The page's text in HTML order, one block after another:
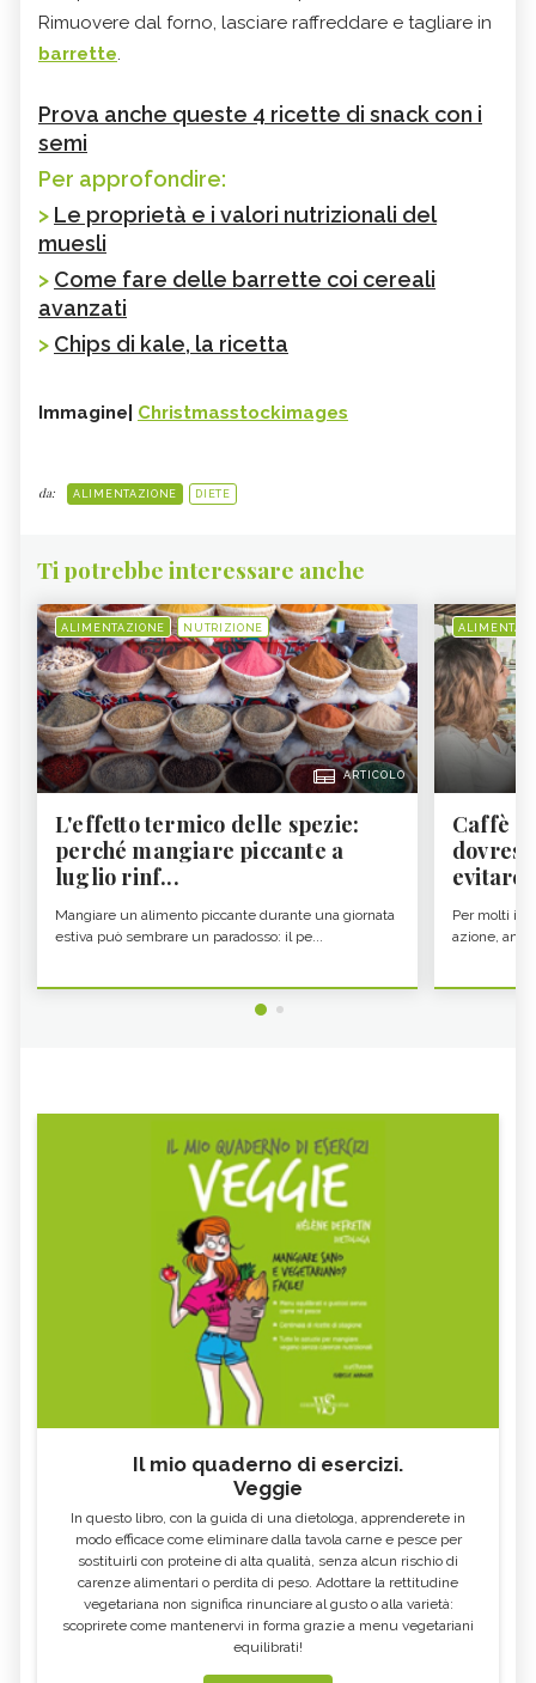
Rimuovere dal forno, lasciare raffreddare e tagliare in
barrette.
Prova anche queste 4 ricette di snack con i
semi
Per approfondire:
> Le proprietà e i valori nutrizionali del
muesli
> Come fare delle barrette coi cereali
avanzati
> Chips di kale, la ricetta
Immagine| Christmasstockimages
da: ALIMENTAZIONE DIETE
Ti potrebbe interessare anche
ALIMENTAZIONE NUTRIZIONE
ARTICOLO
L'effetto termico delle spezie:
perché mangiare piccante a
luglio rinf...
Mangiare un alimento piccante durante una giornata
estiva può sembrare un paradosso: il pe...
Caffè
evitare
Per molti il
azione,
Il mio quaderno di esercizi.
Veggie
In questo libro, con la guida di una dietologa, apprenderete in
modo efficace come eliminare dalla tavola carne e pesce per
sostituirli con proteine di alta qualità, senza alcun rischio di
carenze alimentari o perdita di peso. Adottare la rettitudine
vegetariana non significa rinunciare al gusto o alla varietà:
scoprirete come mantenervi in forma grazie a menu vegetariani
equilibrati!